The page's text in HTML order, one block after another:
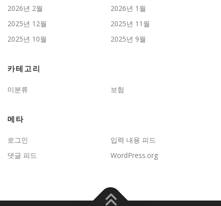
2026년 2월
2026년 1월
2025년 12월
2025년 11월
2025년 10월
2025년 9월
카테고리
미분류 보험
메타
로그인
입력 내용 피드
댓글 피드
WordPress.org